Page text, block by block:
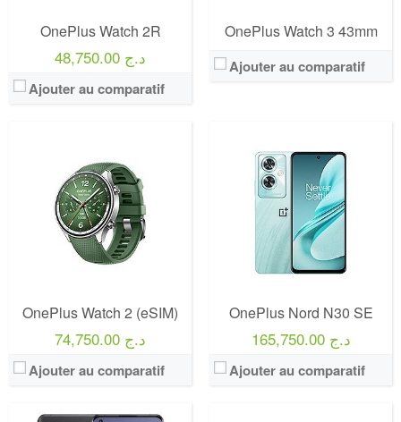
OnePlus Watch 2R
48,750.00 د.ج
Ajouter au comparatif
OnePlus Watch 3 43mm
Ajouter au comparatif
OnePlus Watch 2 (eSIM)
74,750.00 د.ج
Ajouter au comparatif
OnePlus Nord N30 SE
165,750.00 د.ج
Ajouter au comparatif